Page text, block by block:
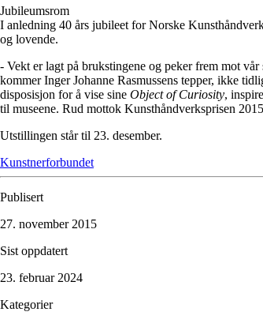
Jubileumsrom
I anledning 40 års jubileet for Norske
og lovende.
- Vekt er lagt på brukstingene og peker frem mot
kommer Inger Johanne Rasmussens tepper, ikke
disposisjon for å vise sine Object of Curiosity,
til museene. Rud mottok Kunsthåndverksprisen
Utstillingen står til 23. desember.
Kunstnerforbundet
Publisert
27. november 2015
Sist oppdatert
23. februar 2024
Kategorier